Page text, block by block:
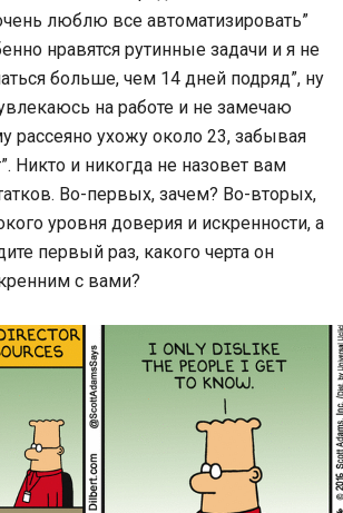
люблю все автоматизировать”
нравятся рутинные задачи и я не
больше, чем 14 дней подряд”, ну
на работе и не замечаю
рассеяно ухожу около 23, забывая
Никто и никогда не назовет вам
Во-первых, зачем? Во-вторых,
уровня доверия и искренности, а
первый раз, какого черта он
с вами?